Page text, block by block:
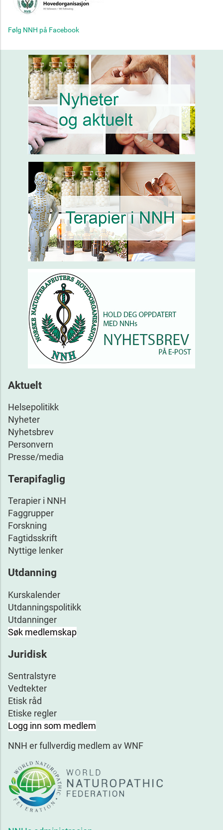
Følg NNH på Facebook
Aktuelt
Helsepolitikk
Nyheter
Nyhetsbrev
Personvern
Presse/media
Terapifaglig
Terapier i NNH
Faggrupper
Forskning
Fagtidsskrift
Nyttige lenker
Utdanning
Kurskalender
Utdanningspolitikk
Utdanninger
Søk medlemskap
Juridisk
Sentralstyre
Vedtekter
Etisk råd
Etiske regler
Logg inn som medlem
NNH er fullverdig medlem av WNF